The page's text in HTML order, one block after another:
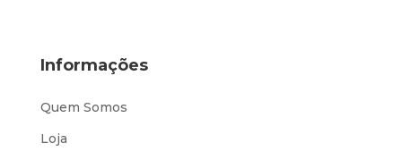
Informações
Quem Somos
Loja